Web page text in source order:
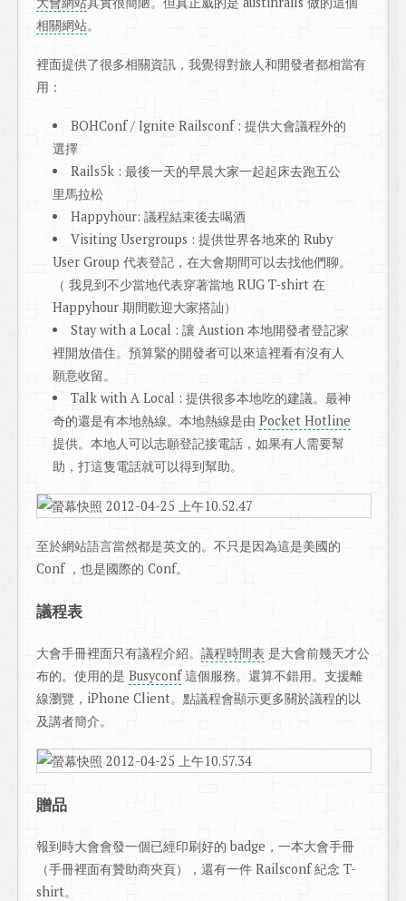
相關網站。
裡面提供了很多相關資訊，我覺得對旅人和開發者都相當有
用：
BOHConf / Ignite Railsconf : 提供大會議程外的
選擇
Rails5k : 最後一天的早晨大家一起起床去跑五公
里馬拉松
Happyhour: 議程結束後去喝酒
Visiting Usergroups : 提供世界各地來的 Ruby
User Group 代表登記，在大會期間可以去找他們聊。
（ 我見到不少當地代表穿著當地 RUG T-shirt 在
Happyhour 期間歡迎大家搭訕）
Stay with a Local : 讓 Austion 本地開發者登記家
裡開放借住。預算緊的開發者可以來這裡看有沒有人
願意收留。
Talk with A Local : 提供很多本地吃的建議。最神
奇的還是有本地熱線。本地熱線是由 Pocket Hotline
提供。本地人可以志願登記接電話，如果有人需要幫
助，打這隻電話就可以得到幫助。
至於網站語言當然都是英文的。不只是因為這是美國的
Conf ，也是國際的 Conf。
議程表
大會手冊裡面只有議程介紹。 議程時間表 是大會前幾天才公
布的。使用的是 Busyconf這個服務。還算不錯用。支援離
線瀏覽，iPhone Client。點議程會顯示更多關於議程的以
及講者簡介。
贈品
報到時大會會發一個已經印刷好的 badge，一本大會手冊
（手冊裡面有贊助商夾頁），還有一件 Railsconf 紀念 T-
shirt。